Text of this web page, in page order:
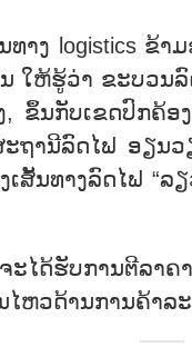
າງ logistics ຂ້າ
ຫ້​ຮູ້​ວ່າ ​ຂະ​ບວນລົດ​
ຂຶ້ນ​ກັບ​ເຂດ​ປົກ​ຄ້
າ​ນີ​ລົດ​ໄຟ ອຽນ​ວ
ສັ້ນ​ທາງ​ລົດ​ໄຟ “
ຈະ​ໄດ້​ຮັບ​ການ​ຕີ​ລ​
ຫວ​ດ້ານ​ການ​ຄ້າ​ລ